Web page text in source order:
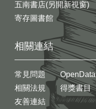
五南書店(另開新視窗)
寄存圖書館
相關連結
常見問題
相關法規
友善連結
OpenData
得獎書目